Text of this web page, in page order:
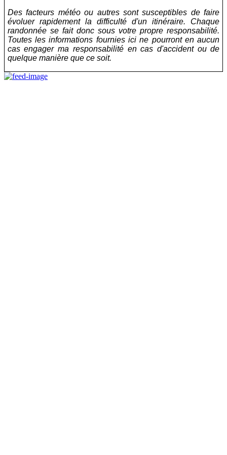
Des facteurs météo ou autres sont susceptibles de faire
évoluer rapidement la difficulté d'un itinéraire. Chaque
randonnée se fait donc sous votre propre responsabilité.
Toutes les informations fournies ici ne pourront en aucun
cas engager ma responsabilité en cas d'accident ou de
quelque manière que ce soit.